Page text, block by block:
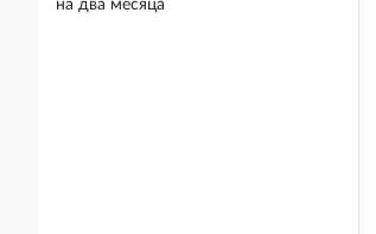
на два месяца